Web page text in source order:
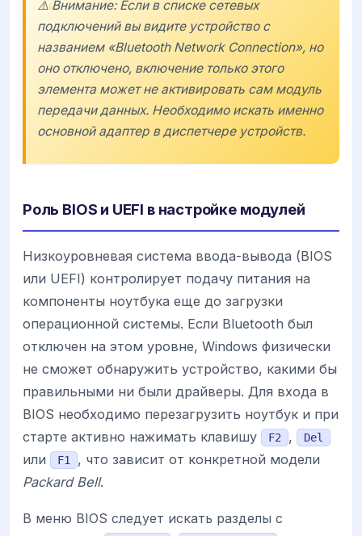
⚠️ Внимание: Если в списке сетевых
подключений вы видите устройство с
названием «Bluetooth Network Connection», но
оно отключено, включение только этого
элемента может не активировать сам модуль
передачи данных. Необходимо искать именно
основной адаптер в диспетчере устройств.
Роль BIOS и UEFI в настройке модулей
Низкоуровневая система ввода-вывода (BIOS
или UEFI) контролирует подачу питания на
компоненты ноутбука еще до загрузки
операционной системы. Если Bluetooth был
отключен на этом уровне, Windows физически
не сможет обнаружить устройство, какими бы
правильными ни были драйверы. Для входа в
BIOS необходимо перезагрузить ноутбук и при
старте активно нажимать клавишу
F2 , Del
или F1
, что зависит от конкретной модели
Packard Bell.
В меню BIOS следует искать разделы с